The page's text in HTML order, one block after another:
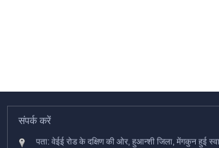
संपर्क करें
पता: वेईई रोड के दक्षिण की ओर, हुआन्शी जिला, मेंगकुन हुई